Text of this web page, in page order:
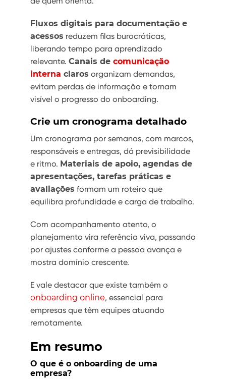
Fluxos digitais para documentação e
acessos reduzem filas burocráticas,
liberando tempo para aprendizado
relevante. Canais de comunicação
interna claros organizam demandas,
evitam perdas de informação e tornam
visível o progresso do onboarding.
Crie um cronograma detalhado
Um cronograma por semanas, com marcos,
responsáveis e entregas, dá previsibilidade
e ritmo. Materiais de apoio, agendas de
apresentações, tarefas práticas e
avaliações formam um roteiro que
equilibra profundidade e carga de trabalho.
Com acompanhamento atento, o
planejamento vira referência viva, passando
por ajustes conforme a pessoa avança e
mostra domínio crescente.
E vale destacar que existe também o
onboarding online, essencial para
empresas que têm equipes atuando
remotamente.
Em resumo
O que é o onboarding de uma
empresa?